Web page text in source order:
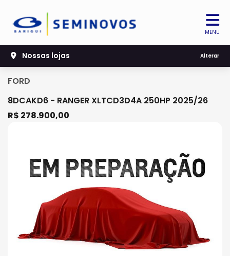
MENU
Nossas lojas Alterar
FORD
8DCAKD6 - RANGER XLTCD3D4A 250HP 2025/26
R$ 278.900,00
Previous